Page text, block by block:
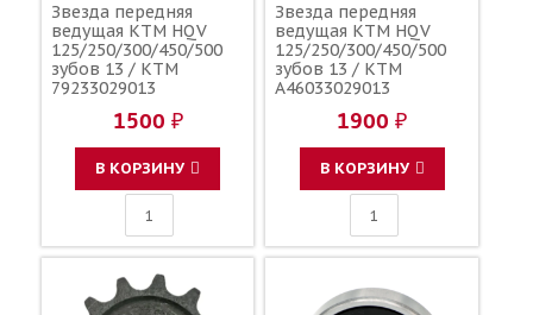
Звезда передняя
ведущая KTM HQV
125/250/300/450/500
зубов 13 / KTM
79233029013
1500 ₽
В КОРЗИНУ
Звезда передняя
ведущая KTM HQV
125/250/300/450/500
зубов 13 / KTM
A46033029013
1900 ₽
В КОРЗИНУ